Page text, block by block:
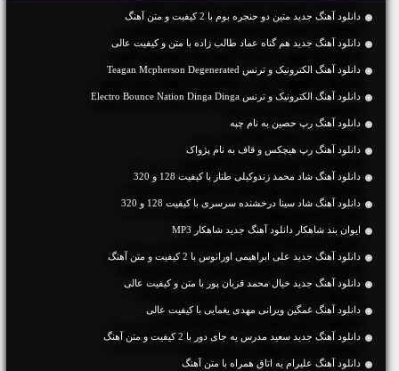
دانلود آهنگ جديد متین دو حنجره بوم با 2 کیفیت و متن آهنگ
دانلود آهنگ جديد هم گناه عماد طالب زاده با متن و کیفیت عالی
دانلود آهنگ الکترونیک و ترنس Teagan Mcpherson Degenerated
دانلود آهنگ الکترونیک و ترنس Electro Bounce Nation Dinga Dinga
دانلود آهنگ رپ حصین به نام چپه
دانلود آهنگ رپ هیچکس و قاف به نام پژواک
دانلود آهنگ شاد محمد زندوکیلی طناز با کیفیت 128 و 320
دانلود آهنگ شاد سینا درخشنده سرسری با کیفیت 128 و 320
ایوان بند شاهکار دانلود آهنگ جدید شاهکار MP3
دانلود آهنگ جديد علی ابراهیمی اورانوس با 2 کیفیت و متن آهنگ
دانلود آهنگ جديد خیال محمد قربان پور با متن و کیفیت عالی
دانلود آهنگ غمگین ویرانی مهدی یغمایی با کیفیت عالی
دانلود آهنگ جديد سعید مدرس یه جای دور با 2 کیفیت و متن آهنگ
دانلود آهنگ علیرام یه اتاق همراه با متن آهنگ